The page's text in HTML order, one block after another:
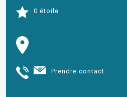
0 étoile
Prendre contact